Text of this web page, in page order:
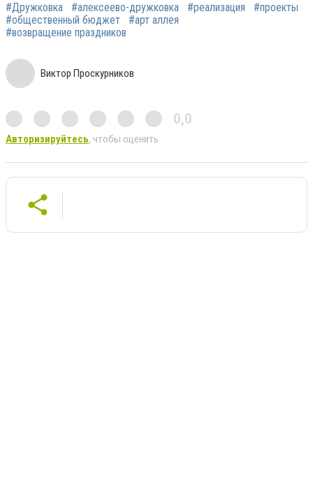
#Дружковка #алексеево-дружковка #реализация
#проекты
#общественный бюджет
#арт аллея
#возвращение праздников
Виктор Проскурников
0,0
Авторизируйтесь, чтобы оценить